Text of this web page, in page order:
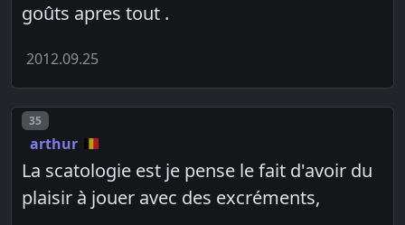
goûts apres tout .
2012.09.25
Post number
35
arthur
La scatologie est je pense le fait d'avoir du
plaisir à jouer avec des excréments,